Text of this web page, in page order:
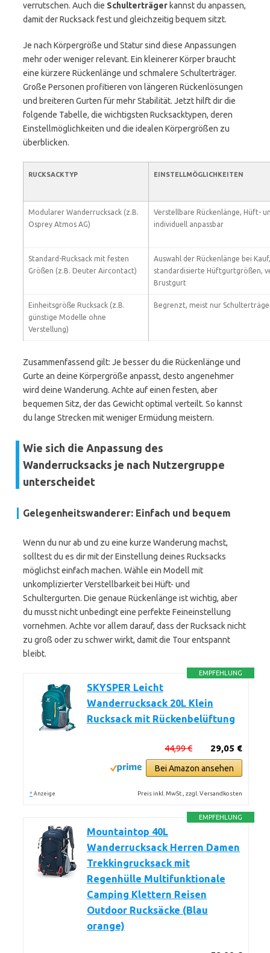
verrutschen. Auch die Schulterträger kannst du anpassen,
damit der Rucksack fest und gleichzeitig bequem sitzt.
Je nach Körpergröße und Statur sind diese Anpassungen
mehr oder weniger relevant. Ein kleinerer Körper braucht
eine kürzere Rückenlänge und schmalere Schulterträger.
Große Personen profitieren von längeren Rückenlösungen
und breiteren Gurten für mehr Stabilität. Jetzt hilft dir die
folgende Tabelle, die wichtigsten Rucksacktypen, deren
Einstellmöglichkeiten und die idealen Körpergrößen zu
überblicken.
RUCKSACKTYP EINSTELLMÖGLICHKEITEN
Modularer Wanderrucksack (z.B.
Osprey Atmos AG)
Verstellbare Rückenlänge, Hüft-
individuell anpassbar
Standard-Rucksack mit festen
Größen (z.B. Deuter Aircontact)
Auswahl der Rückenlänge bei Kauf,
standardisierte Hüftgurtgrößen,
Brustgurt
Einheitsgröße Rucksack (z.B.
günstige Modelle ohne
Verstellung)
Begrenzt, meist nur
Zusammenfassend gilt: Je besser du die Rückenlänge und
Gurte an deine Körpergröße anpasst, desto angenehmer
wird deine Wanderung. Achte auf einen festen, aber
bequemen Sitz, der das Gewicht optimal verteilt. So kannst
du lange Strecken mit weniger Ermüdung meistern.
Wie sich die Anpassung des
Wanderrucksacks je nach Nutzergruppe
unterscheidet
Gelegenheitswanderer: Einfach und bequem
Wenn du nur ab und zu eine kurze Wanderung machst,
solltest du es dir mit der Einstellung deines Rucksacks
möglichst einfach machen. Wähle ein Modell mit
unkomplizierter Verstellbarkeit bei Hüft- und
Schultergurten. Die genaue Rückenlänge ist wichtig, aber
du musst nicht unbedingt eine perfekte Feineinstellung
vornehmen. Achte vor allem darauf, dass der Rucksack nicht
zu groß oder zu schwer wirkt, damit die Tour entspannt
bleibt.
EMPFEHLUNG
SKYSPER Leicht
Wanderrucksack 20L Klein
Rucksack mit Rückenbelüftung
29,05 €
44,99 €
Bei Amazon ansehen
* Anzeige Preis inkl. MwSt., zzgl. Versandkosten
EMPFEHLUNG
Mountaintop 40L
Wanderrucksack Herren Damen
Trekkingrucksack mit
Regenhülle Multifunktionale
Camping Klettern Reisen
Outdoor Rucksäcke (Blau
orange)